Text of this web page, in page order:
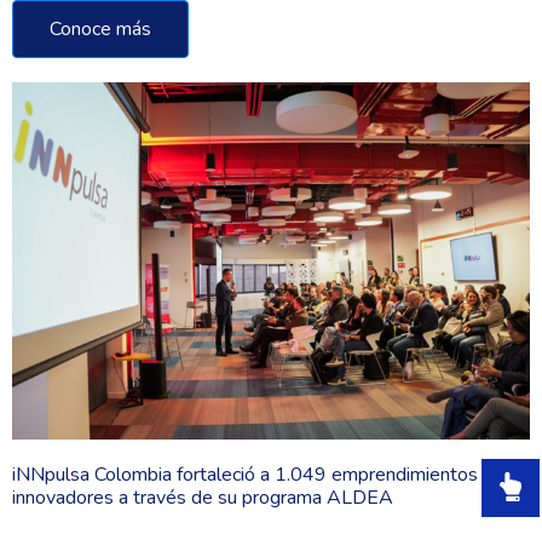
Conoce más
iNNpulsa Colombia fortaleció a 1.049 emprendimientos
innovadores a través de su programa ALDEA